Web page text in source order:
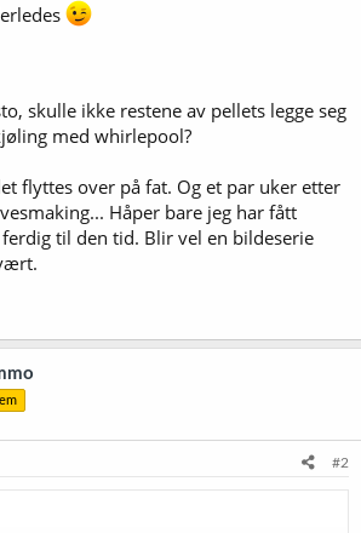
skulle ikke restene av pellets legge seg
med whirlepool?
flyttes over på fat. Og et par uker etter
Håper bare jeg har fått
til den tid. Blir vel en bildeserie
#2